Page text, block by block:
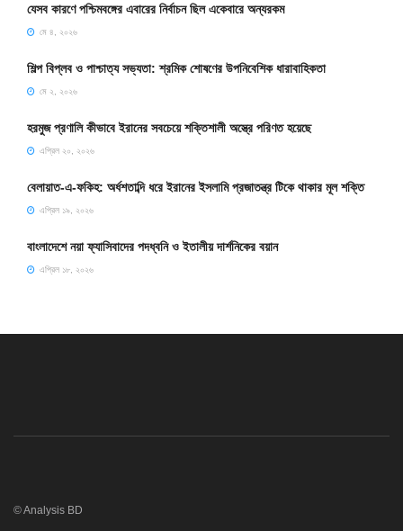
যেসব কারণে পশ্চিমবঙ্গের এবারের নির্বাচন ছিল একেবারে অন্যরকম
মে ৪, ২০২৬
শিল্প বিপ্লব ও পাশ্চাত্য সভ্যতা: শ্রমিক শোষণের উপনিবেশিক ধারাবাহিকতা
মে ২, ২০২৬
হরমুজ প্রণালি কীভাবে ইরানের সবচেয়ে শক্তিশালী অস্ত্রে পরিণত হয়েছে
এপ্রিল ২০, ২০২৬
বেলায়াত-এ-ফকিহ: অর্ধশতাব্দি ধরে ইরানের ইসলামি প্রজাতন্ত্র টিকে থাকার মূল শক্তি
এপ্রিল ১৯, ২০২৬
বাংলাদেশে নয়া ফ্যাসিবাদের পদধ্বনি ও ইতালীয় দার্শনিকের বয়ান
এপ্রিল ১৮, ২০২৬
© Analysis BD